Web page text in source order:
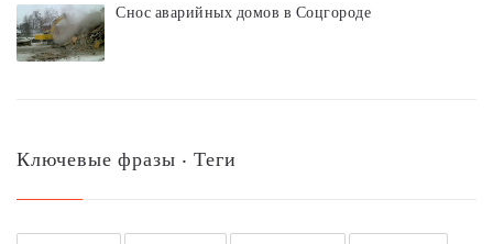
Снос аварийных домов в Соцгороде
Ключевые фразы ‧ Теги